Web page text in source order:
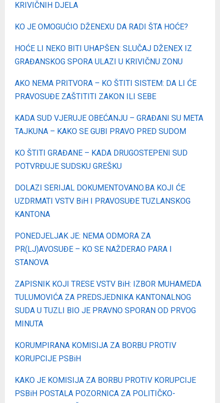
KRIVIČNIH DJELA
KO JE OMOGUĆIO DŽENEXU DA RADI ŠTA HOĆE?
HOĆE LI NEKO BITI UHAPŠEN: SLUČAJ DŽENEX IZ
GRAĐANSKOG SPORA ULAZI U KRIVIČNU ZONU
AKO NEMA PRITVORA – KO ŠTITI SISTEM: DA LI ĆE
PRAVOSUĐE ZAŠTITITI ZAKON ILI SEBE
KADA SUD VJERUJE OBEĆANJU – GRAĐANI SU META
TAJKUNA – KAKO SE GUBI PRAVO PRED SUDOM
KO ŠTITI GRAĐANE – KADA DRUGOSTEPENI SUD
POTVRĐUJE SUDSKU GREŠKU
DOLAZI SERIJAL DOKUMENTOVANO.BA KOJI ĆE
UZDRMATI VSTV BiH I PRAVOSUĐE TUZLANSKOG
KANTONA
PONEDJELJAK JE: NEMA ODMORA ZA
PR(LJ)AVOSUĐE – KO SE NAŽDERAO PARA I
STANOVA
ZAPISNIK KOJI TRESE VSTV BiH: IZBOR MUHAMEDA
TULUMOVIĆA ZA PREDSJEDNIKA KANTONALNOG
SUDA U TUZLI BIO JE PRAVNO SPORAN OD PRVOG
MINUTA
KORUMPIRANA KOMISIJA ZA BORBU PROTIV
KORUPCIJE PSBiH
KAKO JE KOMISIJA ZA BORBU PROTIV KORUPCIJE
PSBiH POSTALA POZORNICA ZA POLITIČKO-